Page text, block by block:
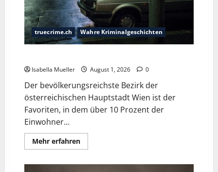
truecrime.ch Wahre Kriminalgeschichten
Isabella Mueller August 1, 2026 0
Der bevölkerungsreichste Bezirk der
österreichischen Hauptstadt Wien ist der
Favoriten, in dem über 10 Prozent der
Einwohner...
Mehr erfahren